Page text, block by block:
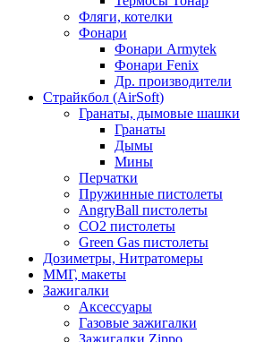
Фляги, котелки
Фонари
Фонари Armytek
Фонари Fenix
Др. производители
Страйкбол (AirSoft)
Гранаты, дымовые шашки
Гранаты
Дымы
Мины
Перчатки
Пружинные пистолеты
AngryBall пистолеты
CO2 пистолеты
Green Gas пистолеты
Дозиметры, Нитратомеры
ММГ, макеты
Зажигалки
Аксессуары
Газовые зажигалки
Зажигалки Zippo